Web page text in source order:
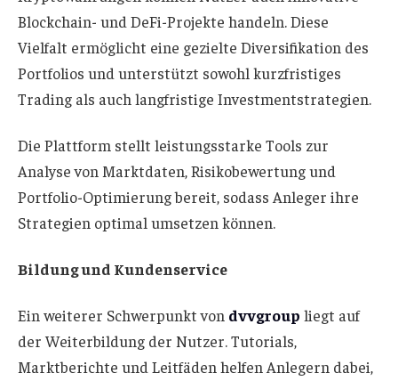
Blockchain- und DeFi-Projekte handeln. Diese
Vielfalt ermöglicht eine gezielte Diversifikation des
Portfolios und unterstützt sowohl kurzfristiges
Trading als auch langfristige Investmentstrategien.
Die Plattform stellt leistungsstarke Tools zur
Analyse von Marktdaten, Risikobewertung und
Portfolio-Optimierung bereit, sodass Anleger ihre
Strategien optimal umsetzen können.
Bildung und Kundenservice
Ein weiterer Schwerpunkt von dvvgroup liegt auf
der Weiterbildung der Nutzer. Tutorials,
Marktberichte und Leitfäden helfen Anlegern dabei,